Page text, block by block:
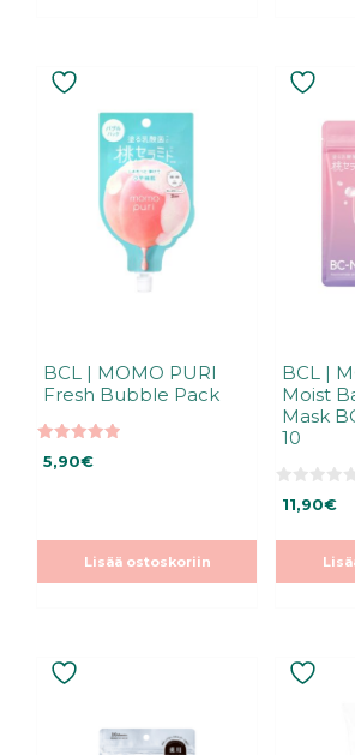
BCL | MOMO PURI
Fresh Bubble Pack
5.00
5:stä
5,90€
Lisää ostoskoriin
BCL |
Moist
Mask
10
0
s
11,90€